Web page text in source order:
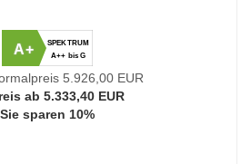
A+
SPEKTRUM
A++ bis G
5.926,00 EUR
ab 5.333,40 EUR
Sie sparen 10%